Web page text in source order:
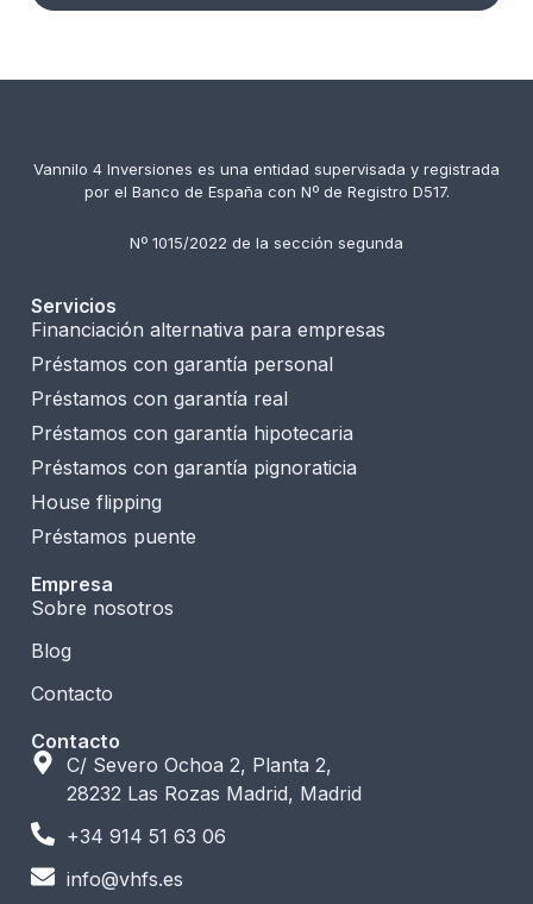
Vannilo 4 Inversiones es una entidad supervisada y registrada
por el Banco de España con Nº de Registro D517.
Nº 1015/2022 de la sección segunda
Servicios
Financiación alternativa para empresas
Préstamos con garantía personal
Préstamos con garantía real
Préstamos con garantía hipotecaria
Préstamos con garantía pignoraticia
House flipping
Préstamos puente
Empresa
Sobre nosotros
Blog
Contacto
Contacto
C/ Severo Ochoa 2, Planta 2,
28232 Las Rozas Madrid, Madrid
+34 914 51 63 06
info@vhfs.es